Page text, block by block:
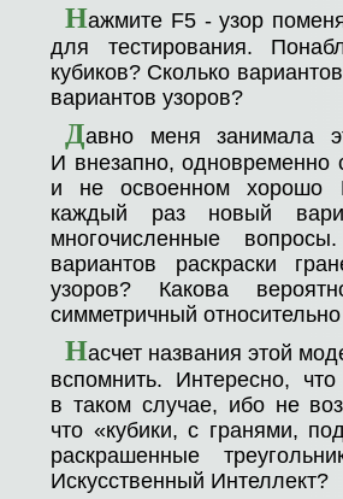
Нажмите F5 - узор
для тестирования.
кубиков? Сколько
вариантов узоров?
Давно меня занимала
И внезапно, одновременно
и не освоенном хорошо
каждый раз новый
многочисленные
вариантов раскраски
узоров? Какова
симметричный
Насчет названия этой
вспомнить. Интересно,
в таком случае, ибо не
что «кубики, с гранями,
раскрашенные
Искусственный Интеллект?